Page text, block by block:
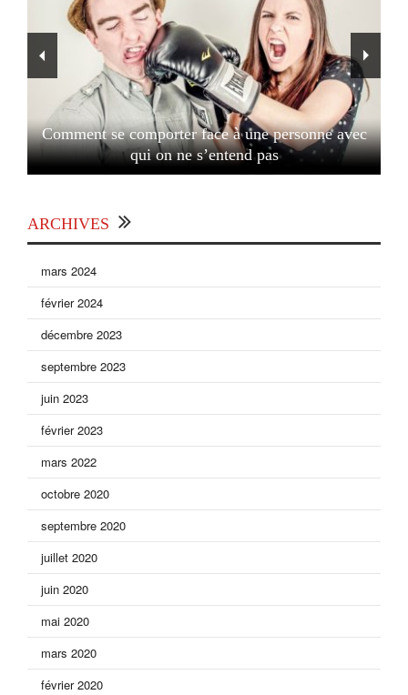
Comment se comporter face à une personne avec
qui on ne s’entend pas
ARCHIVES
mars 2024
février 2024
décembre 2023
septembre 2023
juin 2023
février 2023
mars 2022
octobre 2020
septembre 2020
juillet 2020
juin 2020
mai 2020
mars 2020
février 2020